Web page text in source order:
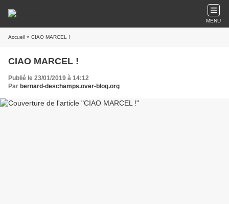
MENU
Accueil » CIAO MARCEL !
CIAO MARCEL !
Publié le 23/01/2019 à 14:12
Par bernard-deschamps.over-blog.org